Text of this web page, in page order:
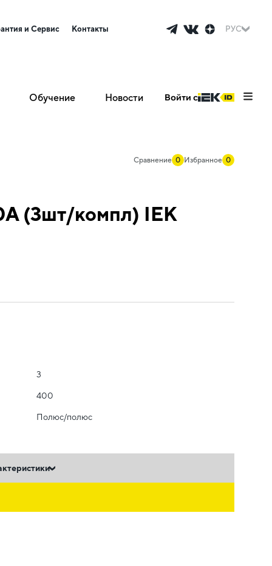
и Сервис Контакты РУС
Обучение Новости Войти с
Сравнение 0 Избранное 0
(3шт/компл) IEK
3
400
Полюс/полюс